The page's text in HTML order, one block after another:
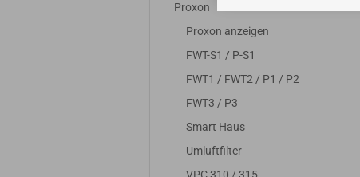
Proxon
Proxon anzeigen
FWT-S1 / P-S1
FWT1 / FWT2 / P1 / P2
FWT3 / P3
Smart Haus
Umluftfilter